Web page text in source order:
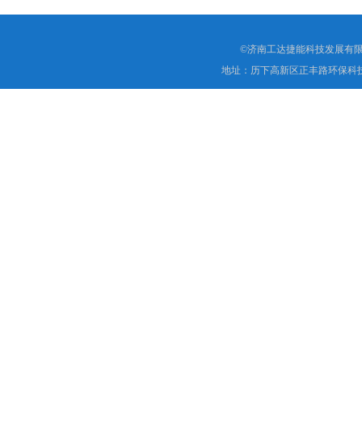
©济南工达捷能科技发展有
地址：历下高新区正丰路环保科